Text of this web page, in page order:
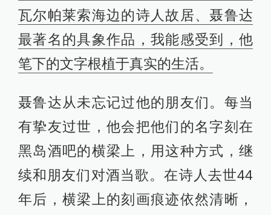
瓦尔帕莱索海边的诗人故居、聂鲁达
最著名的具象作品，我能感受到，他
笔下的文字根植于真实的生活。
聂鲁达从未忘记过他的朋友们。每当
有挚友过世，他会把他们的名字刻在
黑岛酒吧的横梁上，用这种方式，继
续和朋友们对酒当歌。在诗人去世44
年后，横梁上的刻画痕迹依然清晰，